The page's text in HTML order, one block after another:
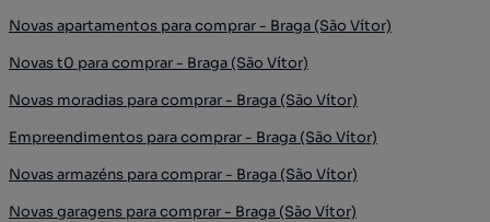
Novas apartamentos para comprar - Braga (São Vítor)
Novas t0 para comprar - Braga (São Vítor)
Novas moradias para comprar - Braga (São Vítor)
Empreendimentos para comprar - Braga (São Vítor)
Novas armazéns para comprar - Braga (São Vítor)
Novas garagens para comprar - Braga (São Vítor)